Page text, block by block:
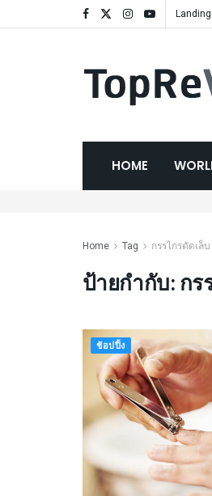
HOME
Home Tag กรรไกรตัดเล็
ป้ายกำกับ:กร
ช้อปปิ้ง